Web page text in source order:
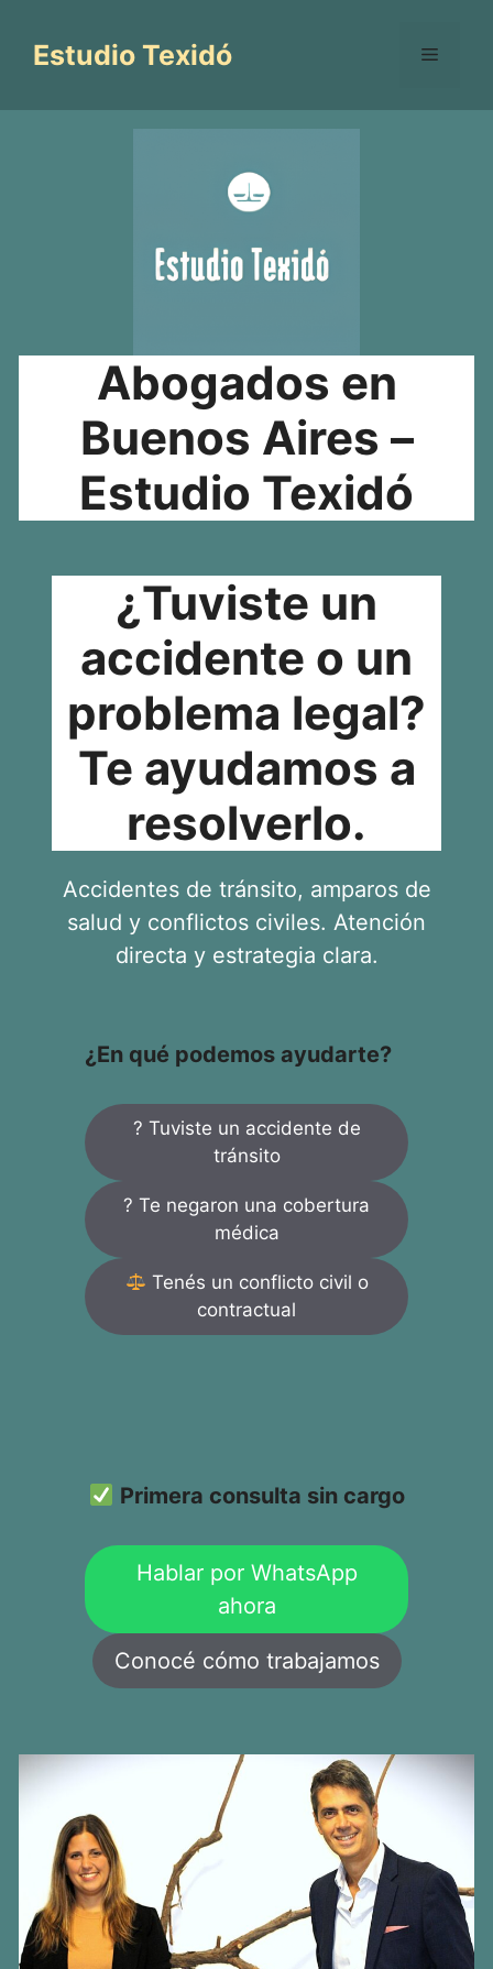
contenido
Estudio Texidó Menú
Abogados en
Buenos Aires –
Estudio Texidó
¿Tuviste un
accidente o un
problema legal?
Te ayudamos a
resolverlo.
Accidentes de tránsito, amparos de
salud y conflictos civiles. Atención
directa y estrategia clara.
¿En qué podemos ayudarte?
? Tuviste un accidente de
tránsito
? Te negaron una cobertura
médica
Tenés un conflicto civil o
contractual
Primera consulta sin cargo
Hablar por WhatsApp
ahora
Conocé cómo trabajamos